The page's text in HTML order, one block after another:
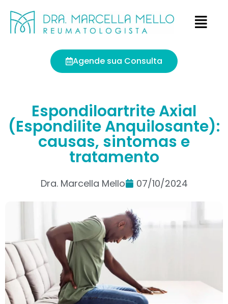
Agende sua Consulta
Espondiloartrite Axial
(Espondilite Anquilosante):
causas, sintomas e
tratamento
Dra. Marcella Mello 07/10/2024